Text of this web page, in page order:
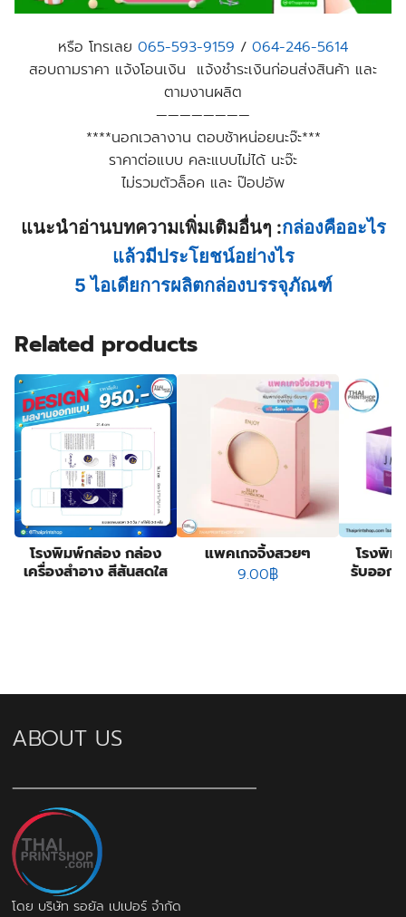
หรือ โทรเลย 065-593-9159 / 064-246-5614
สอบถามราคา แจ้งโอนเงิน แจ้งชำระเงินก่อนส่งสินค้า และ
ตามงานผลิต
————————
****นอกเวลางาน ตอบช้าหน่อยนะจ๊ะ***
ราคาต่อแบบ คละแบบไม่ได้ นะจ๊ะ
ไม่รวมตัวล็อค และ ป๊อปอัพ
แนะนำอ่านบทความเพิ่มเติมอื่นๆ :กล่องคืออะไร
แล้วมีประโยชน์อย่างไร
5 ไอเดียการผลิตกล่องบรรจุภัณฑ์
Related products
โรงพิมพ์กล่อง กล่อง
เครื่องสำอาง สีสันสดใส
แพคเกจจิ้งสวยๆ
9.00฿
โรงพิม
รับออก
ABOUT US
โดย บริษัท รอยัล เปเปอร์ จำกัด